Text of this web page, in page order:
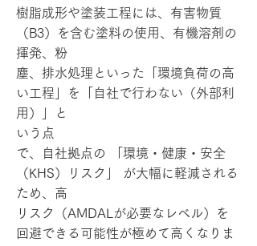
樹脂成形や塗装工程には、有害物質
（B3）を含む塗料の使用、有機溶剤の
揮発、粉
塵、排水処理といった「環境負荷の高
い工程」を「自社で行わない（外部利
用）」と
いう点
で、自社拠点の 「環境・健康・安全
（KHS）リスク」 が大幅に軽減される
ため、高
リスク（AMDALが必要なレベル）を
回避できる可能性が極めて高くなりま